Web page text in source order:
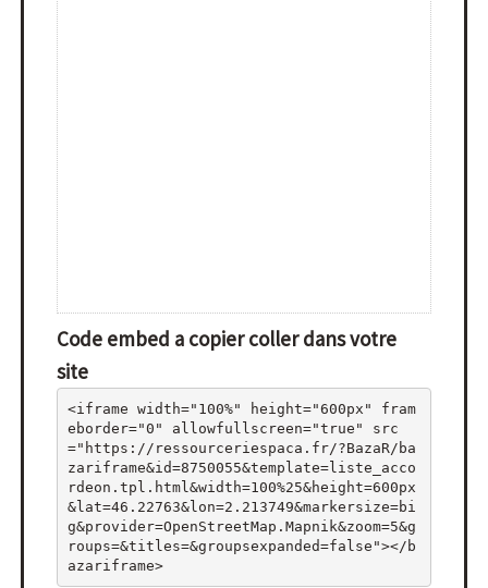
Code embed a copier coller dans votre
site
<iframe width="100%" height="600px" fram
eborder="0" allowfullscreen="true" src
="https://ressourceriespaca.fr/?BazaR/ba
zariframe&id=8750055&template=liste_acco
rdeon.tpl.html&width=100%25&height=600px
&lat=46.22763&lon=2.213749&markersize=bi
g&provider=OpenStreetMap.Mapnik&zoom=5&g
roups=&titles=&groupsexpanded=false"></b
azariframe>